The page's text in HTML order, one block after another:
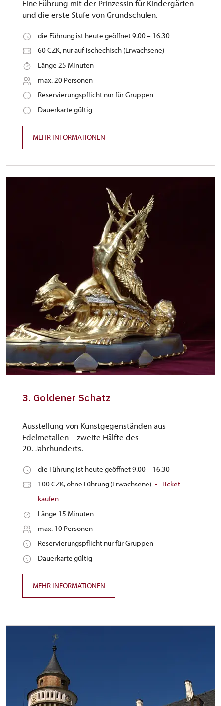
Eine Führung mit der Prinzessin für Kindergärten
und die erste Stufe von Grundschulen.
die Führung ist heute geöffnet 9.00 – 16.30
60 CZK, nur auf Tschechisch (Erwachsene)
Länge 25 Minuten
max. 20 Personen
Reservierungspflicht nur für Gruppen
Dauerkarte gültig
MEHR INFORMATIONEN
3. Goldener Schatz
Ausstellung von Kunstgegenständen aus
Edelmetallen – zweite Hälfte des
20. Jahrhunderts.
die Führung ist heute geöffnet 9.00 – 16.30
100 CZK, ohne Führung (Erwachsene)
Ticket
kaufen
Länge 15 Minuten
max. 10 Personen
Reservierungspflicht nur für Gruppen
Dauerkarte gültig
MEHR INFORMATIONEN